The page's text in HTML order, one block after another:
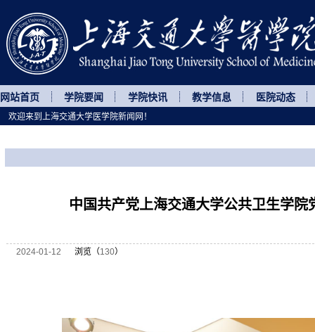
网站首页 学院要闻 学院快讯 教学信息 医院动态
中国共产党上海交通大学公共卫生学院
2024-01-12 浏览（130）
欢迎来到上海交通大学医学院新闻网！